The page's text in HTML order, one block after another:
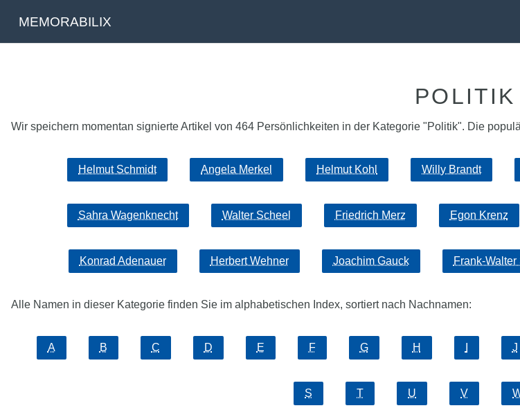
MEMORABILIX
POLITIK
Wir speichern momentan signierte Artikel von 464 Persönlichkeiten in der Kategorie "Politik". Die
Helmut Schmidt Angela Merkel Helmut Kohl Willy Brandt
Sahra Wagenknecht Walter Scheel Friedrich Merz Egon Krenz
Konrad Adenauer Herbert Wehner Joachim Gauck Frank-
Alle Namen in dieser Kategorie finden Sie im alphabetischen Index, sortiert nach Nachnamen:
A B C D E F G H J
S T U V